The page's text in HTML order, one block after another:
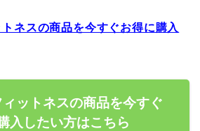
ネスの商品を今すぐお得に購入
ットネスの商品を今すぐ
入したい方はこちら